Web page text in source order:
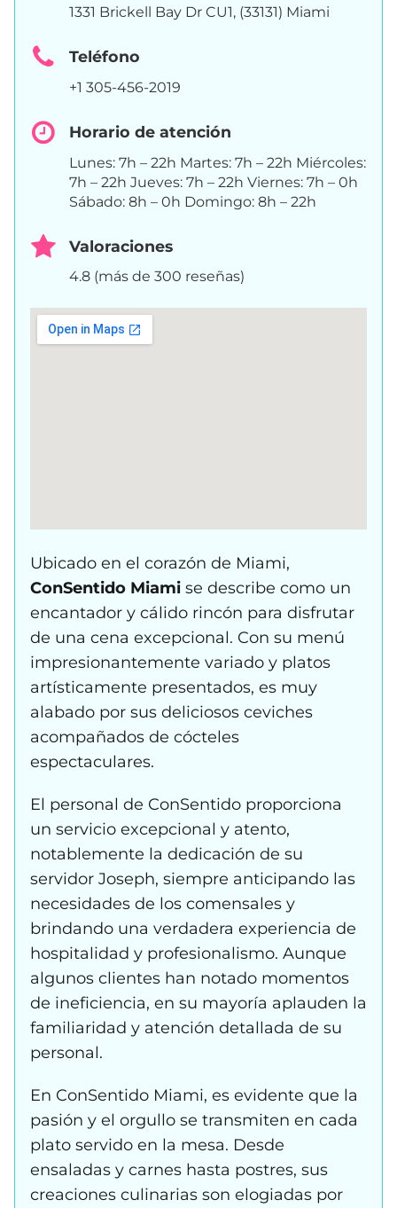
1331 Brickell Bay Dr CU1, (33131) Miami
Teléfono
+1 305-456-2019
Horario de atención
Lunes: 7h – 22h Martes: 7h – 22h Miércoles:
7h – 22h Jueves: 7h – 22h Viernes: 7h – 0h
Sábado: 8h – 0h Domingo: 8h – 22h
Valoraciones
4.8 (más de 300 reseñas)
Ubicado en el corazón de Miami,
ConSentido Miami se describe como un
encantador y cálido rincón para disfrutar
de una cena excepcional. Con su menú
impresionantemente variado y platos
artísticamente presentados, es muy
alabado por sus deliciosos ceviches
acompañados de cócteles
espectaculares.
El personal de ConSentido proporciona
un servicio excepcional y atento,
notablemente la dedicación de su
servidor Joseph, siempre anticipando las
necesidades de los comensales y
brindando una verdadera experiencia de
hospitalidad y profesionalismo. Aunque
algunos clientes han notado momentos
de ineficiencia, en su mayoría aplauden la
familiaridad y atención detallada de su
personal.
En ConSentido Miami, es evidente que la
pasión y el orgullo se transmiten en cada
plato servido en la mesa. Desde
ensaladas y carnes hasta postres, sus
creaciones culinarias son elogiadas por